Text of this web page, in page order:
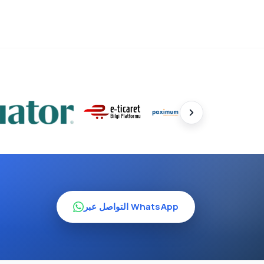
التواصل عبر WhatsApp